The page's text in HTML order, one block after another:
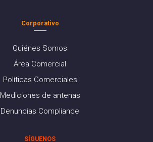
Corporativo
Quiénes Somos
Área Comercial
Políticas Comerciales
Mediciones de antenas
Denuncias Compliance
SÍGUENOS